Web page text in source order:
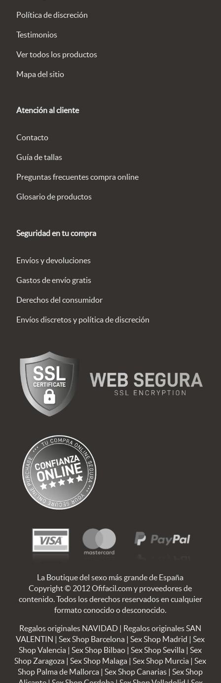
Política de discreción
Testimonios
Ver todos los productos
Mapa del sitio
Atención al cliente
Contacto
Guía de tallas
Preguntas frecuentes compra online
Glosario de productos
Seguridad en tu compra
Envíos y devoluciones
Gastos de envío gratis
Derechos del consumidor
Envíos discretos y política de discreción
La Boutique del sexo más grande de España
Copyright © 2012 Ofifacil.com y proveedores de
contenido. Todos los derechos reservados en cualquier
formato conocido o desconocido.
Regalos originales NAVIDAD | Regalos originales SAN
VALENTIN |Sex Shop Barcelona |Sex Shop Madrid |Sex
Shop Valencia |Sex Shop Bilbao |Sex Shop Sevilla |Sex
Shop Zaragoza |Sex Shop Malaga |Sex Shop Murcia |Sex
Shop Palma de Mallorca |Sex Shop Canarias |Sex Shop